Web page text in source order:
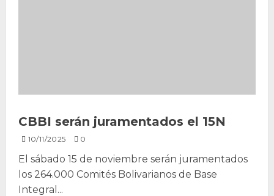
CBBI serán juramentados el 15N
10/11/2025 0
El sábado 15 de noviembre serán juramentados
los 264.000 Comités Bolivarianos de Base
Integral...